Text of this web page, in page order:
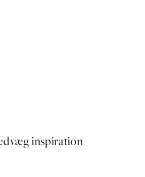
inspiration